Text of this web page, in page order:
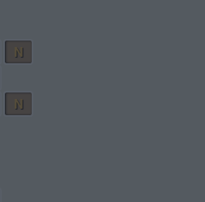
N
N